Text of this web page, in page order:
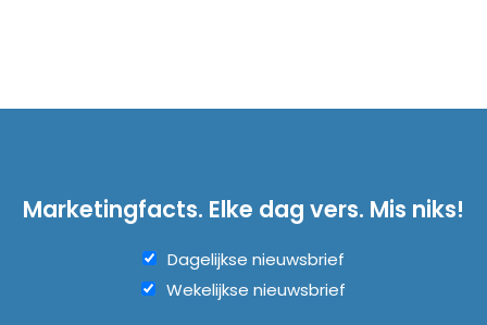
Marketingfacts. Elke dag vers. Mis niks!
Dagelijkse nieuwsbrief
Wekelijkse nieuwsbrief